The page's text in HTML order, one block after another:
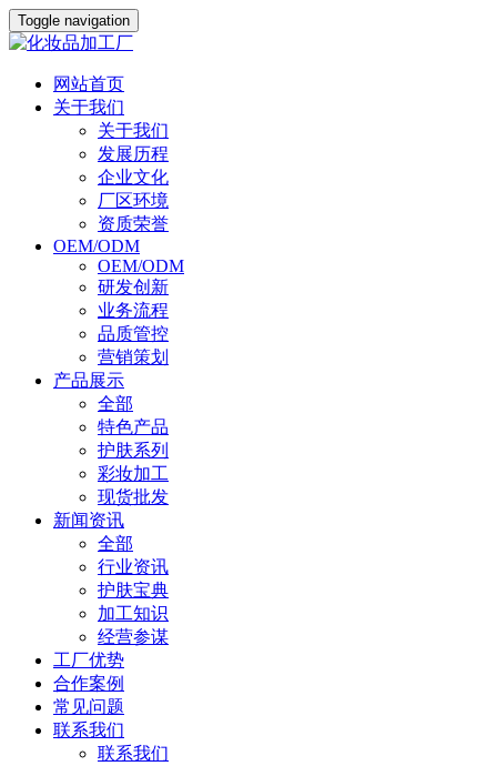
Toggle navigation
网站首页
关于我们
关于我们
发展历程
企业文化
厂区环境
资质荣誉
OEM/ODM
OEM/ODM
研发创新
业务流程
品质管控
营销策划
产品展示
全部
特色产品
护肤系列
彩妆加工
现货批发
新闻资讯
全部
行业资讯
护肤宝典
加工知识
经营参谋
工厂优势
合作案例
常见问题
联系我们
联系我们